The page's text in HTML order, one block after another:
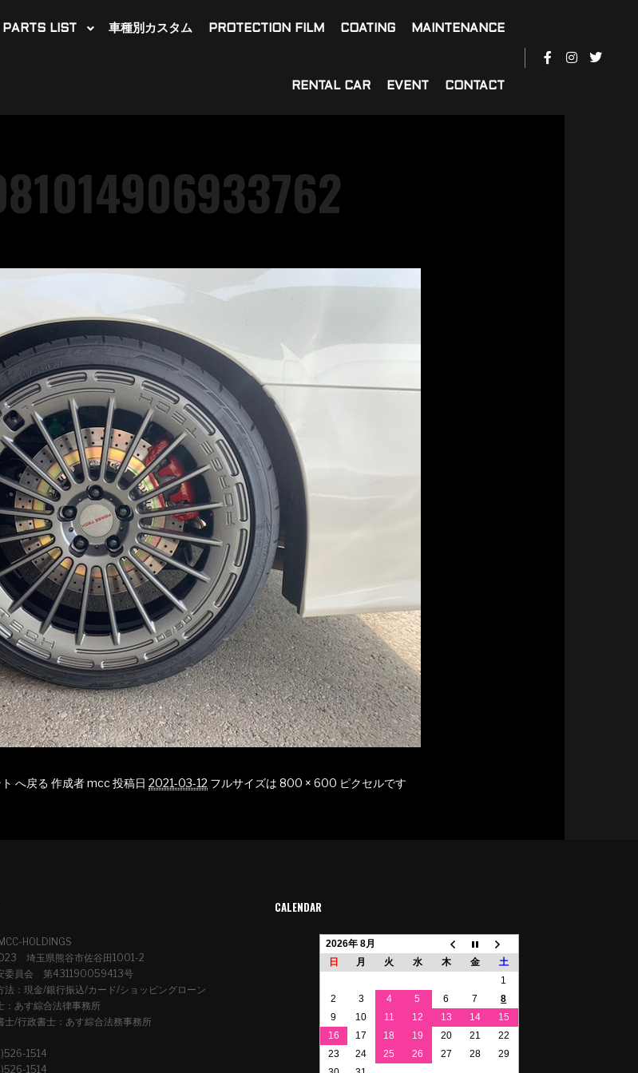
PARTS LIST 車種別カスタム PROTECTION FILM COATING MAINTENANCE
RENTAL CAR EVENT CONTACT
へ戻る 作成者mcc投稿日 2021-03-12 フルサイズは 800 × 600 ピクセルです
HOLDINGS
埼玉県熊谷市佐谷田1001-2
委員会 第431190059413号
法：現金/銀行振込/カード/ショッピングローン
：あす綜合法律事務所
士/行政書士：あす綜合法務事務所
1514
1514
CALENDAR
2026年 8月
日
月 火 水 木 金
土
1
2
3 4 5 6 7
8
9
10 11 12 13 14
15
16
17 18 19 20 21
22
23
24 25 26 27 28
29